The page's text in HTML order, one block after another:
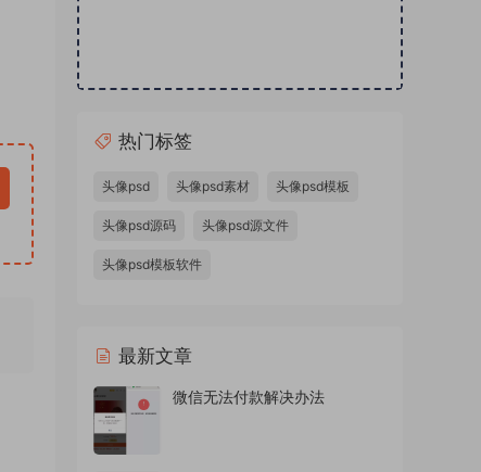
热门标签
头像psd 头像psd素材 头像psd模板
头像psd源码 头像psd源文件
头像psd模板软件
最新文章
微信无法付款解决办法